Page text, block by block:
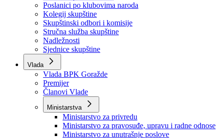
Skupština BPK Goražde
Rukovodstvo
Poslanici po strankama
Poslanici po klubovima naroda
Kolegij skupštine
Skupštinski odbori i komisije
Stručna služba skupštine
Nadležnosti
Sjednice skupštine
Vlada
Vlada BPK Goražde
Premijer
Članovi Vlade
Ministarstva